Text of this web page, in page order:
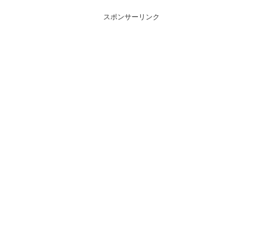
制(注意喚起・申込停止)など、空
売り関連情報を集計し、図解で
喚起・申込停止)など、空売り関
連情報を集計し、図解でわかり
スポンサーリンク